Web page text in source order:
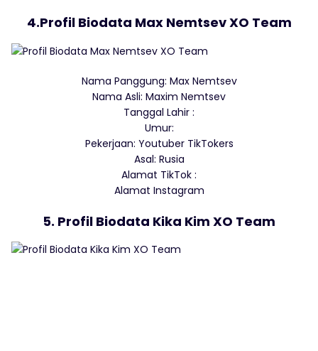
4.Profil Biodata Max Nemtsev XO Team
Nama Panggung: Max Nemtsev
Nama Asli: Maxim Nemtsev
Tanggal Lahir :
Umur:
Pekerjaan: Youtuber TikTokers
Asal: Rusia
Alamat TikTok :
Alamat Instagram
5. Profil Biodata Kika Kim XO Team